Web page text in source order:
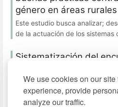
We use cookies on our
experience, provide
analyze our traffic.
género en áreas
Este estudio busca analizar;
de la actuación de los sistemas
Sistematización del
por una vida libre de
mujer”